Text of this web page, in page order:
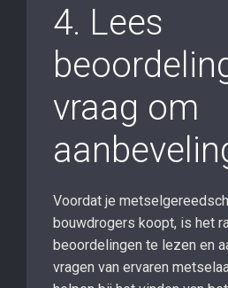
4. Lees
vraag om
Voordat je
bouwdrogers koopt, is het
beoordelingen te lezen en
vragen van ervaren